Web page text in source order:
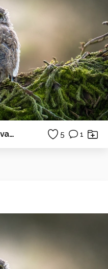
Strijklicht over de Koningin van de pages 5 1